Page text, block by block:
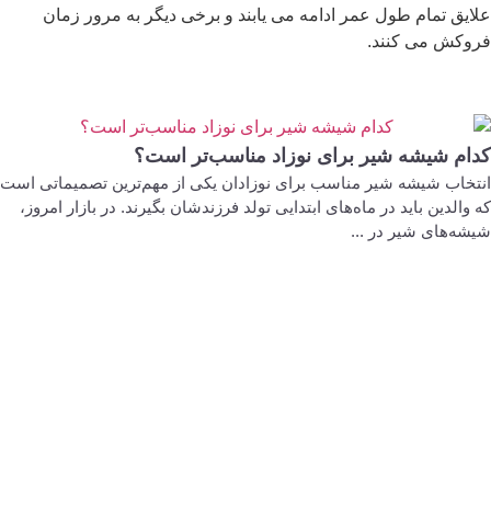
علایق تمام طول عمر ادامه می یابند و برخی دیگر به مرور زمان
فروکش می کنند.
کدام شیشه شیر برای نوزاد مناسب‌تر است؟
انتخاب شیشه شیر مناسب برای نوزادان یکی از مهم‌ترین تصمیماتی است
که والدین باید در ماه‌های ابتدایی تولد فرزندشان بگیرند. در بازار امروز،
شیشه‌های شیر در ...